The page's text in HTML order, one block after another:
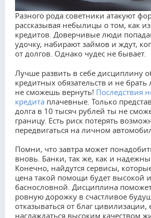
Разного рода советники атакуют
рассказывая небылицы о том, как
кредитов. Доверчивые люди
удочку, набирают займов и ждут,
от долгов. Однако чудес не бывает.
Лучше развить в себе дисциплину
кредитных обязательств и не
не сможешь вернуть! Последствия
кредита плачевные. Только
долга в 10 тысяч рублей ты не
границу. Есть риск потерять
передвигаться на личном
Помни, что завтра может
вновь. Банки, так же, как и
Конечно, найдутся сервисы,
цена такой помощи будет высокой
баснословной. Дисциплина
ровную дорожку в счастливое
отказываться от благ
наслаждаться высоким качеством